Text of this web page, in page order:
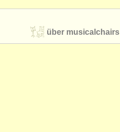
über musicalchairs